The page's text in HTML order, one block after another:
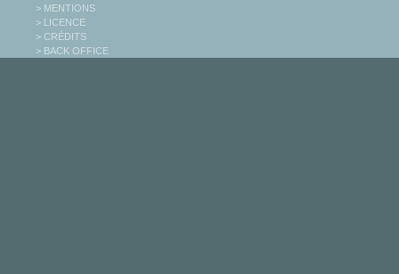
> MENTIONS
> LICENCE
> CRÉDITS
> BACK OFFICE